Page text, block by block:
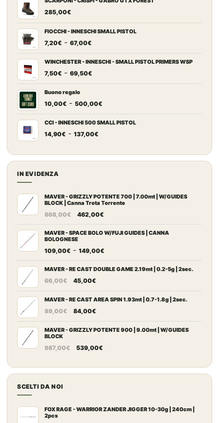
285,00€
FIOCCHI - INNESCHI SMALL PISTOL
7,20€ - 67,00€Fascia
prezzo:
da
67,00€
WINCHESTER - INNESCHI - SMALL PISTOL PRIMERS WSP
7,50€ - 69,50€Fascia
da
a
69,50€
Buono regalo
10,00€ - 500,00€Fascia
prezzo:
a
500,00€
CCI - INNESCHI 500 SMALL PISTOL
14,90€ - 137,00€Fascia
prezzo:
da
137,00€
IN EVIDENZA
MAVER - GRIZZLY POTENTE 700 | 7.00mt | W/GUIDES
BLOCK | Canna Trota Torrente
868,00€
Il
originale
era:
868,00€.
462,00€Il
attuale
462,00€.
MAVER - SPACE BOLO W/FUJI GUIDES | CANNA
BOLOGNESE
109,00€ - 149,00€Fascia
prezzo:
a
MAVER - RE CAST DOUBLE GAME 2.19mt | 0.2-5g | 2sec.
66,00€
Il
originale
era:
45,00€Il
attuale
è:
MAVER - RE CAST AREA SPIN 1.93mt | 0.7-1.8g | 2sec.
89,00€
Il
originale
89,00€.
84,00€Il
attuale
84,00€.
MAVER - GRIZZLY POTENTE 900 | 9.00mt | W/GUIDES
BLOCK
987,00€
Il
originale
539,00€Il
attuale
SCELTI DA NOI
FOX RAGE - WARRIOR ZANDER JIGGER 10-30g | 240cm |
2pcs